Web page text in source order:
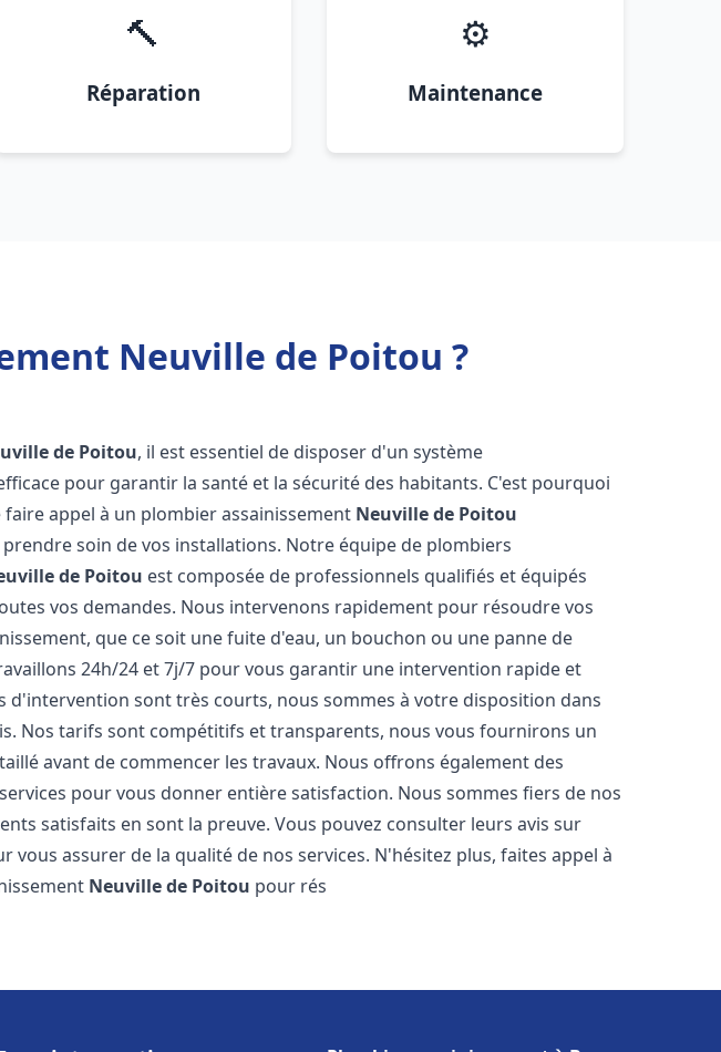
🔨
Réparation
⚙️
Maintenance
Neuville de Poitou ?
de Poitou, il est essentiel de disposer d'un système
pour garantir la santé et la sécurité des habitants. C'est pourquoi
appel à un plombier assainissement Neuville de Poitou
soin de vos installations. Notre équipe de plombiers
de Poitou est composée de professionnels qualifiés et équipés
vos demandes. Nous intervenons rapidement pour résoudre vos
que ce soit une fuite d'eau, un bouchon ou une panne de
24h/24 et 7j/7 pour vous garantir une intervention rapide et
d'intervention sont très courts, nous sommes à votre disposition dans
Nos tarifs sont compétitifs et transparents, nous vous fournirons un
avant de commencer les travaux. Nous offrons également des
pour vous donner entière satisfaction. Nous sommes fiers de nos
satisfaits en sont la preuve. Vous pouvez consulter leurs avis sur
vous assurer de la qualité de nos services. N'hésitez plus, faites appel à
Neuville de Poitou pour rés